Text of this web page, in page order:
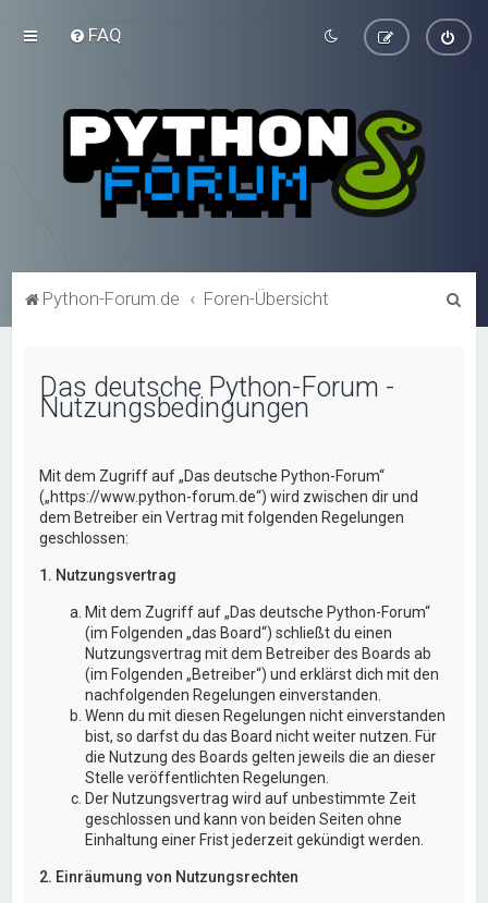
FAQ
Python-Forum.de Foren-Übersicht
Das deutsche Python-Forum -
Nutzungsbedingungen
Mit dem Zugriff auf „Das deutsche Python-Forum“
(„https://www.python-forum.de“) wird zwischen dir und
dem Betreiber ein Vertrag mit folgenden Regelungen
geschlossen:
1. Nutzungsvertrag
Mit dem Zugriff auf „Das deutsche Python-Forum“
(im Folgenden „das Board“) schließt du einen
Nutzungsvertrag mit dem Betreiber des Boards ab
(im Folgenden „Betreiber“) und erklärst dich mit den
nachfolgenden Regelungen einverstanden.
Wenn du mit diesen Regelungen nicht einverstanden
bist, so darfst du das Board nicht weiter nutzen. Für
die Nutzung des Boards gelten jeweils die an dieser
Stelle veröffentlichten Regelungen.
Der Nutzungsvertrag wird auf unbestimmte Zeit
geschlossen und kann von beiden Seiten ohne
Einhaltung einer Frist jederzeit gekündigt werden.
2. Einräumung von Nutzungsrechten